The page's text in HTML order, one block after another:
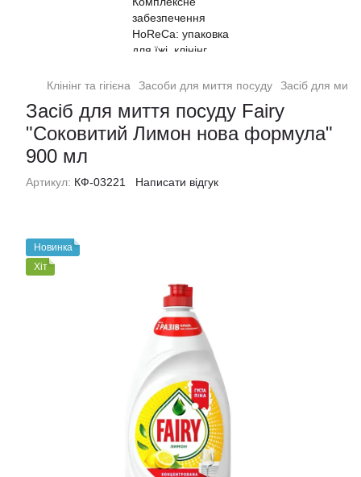
Клінінг та гігієна Засоби для миття посуду Засіб для
Засіб для миття посуду Fairy
"Соковитий Лимон нова формула"
900 мл
Артикул: КФ-03221 Написати відгук
Новинка
Хіт